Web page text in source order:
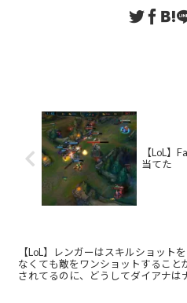
【LoL】
当てた
【LoL】レンガーはスキルショット
なくても敵をワンショットすること
されてるのに、どうしてダイアナは